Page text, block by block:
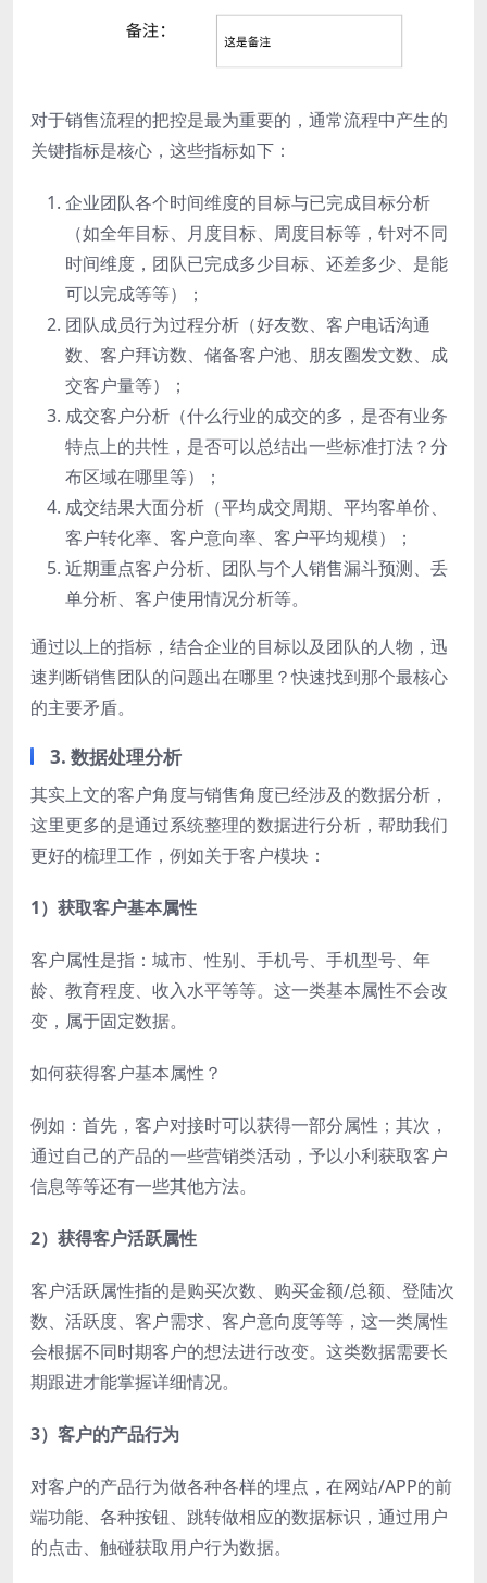
对于销售流程的把控是最为重要的，通常流程中产生的
关键指标是核心，这些指标如下：
企业团队各个时间维度的目标与已完成目标分析
（如全年目标、月度目标、周度目标等，针对不同
时间维度，团队已完成多少目标、还差多少、是能
可以完成等等）；
团队成员行为过程分析（好友数、客户电话沟通
数、客户拜访数、储备客户池、朋友圈发文数、成
交客户量等）；
成交客户分析（什么行业的成交的多，是否有业务
特点上的共性，是否可以总结出一些标准打法？分
布区域在哪里等）；
成交结果大面分析（平均成交周期、平均客单价、
客户转化率、客户意向率、客户平均规模）；
近期重点客户分析、团队与个人销售漏斗预测、丢
单分析、客户使用情况分析等。
通过以上的指标，结合企业的目标以及团队的人物，迅
速判断销售团队的问题出在哪里？快速找到那个最核心
的主要矛盾。
3. 数据处理分析
其实上文的客户角度与销售角度已经涉及的数据分析，
这里更多的是通过系统整理的数据进行分析，帮助我们
更好的梳理工作，例如关于客户模块：
1）获取客户基本属性
客户属性是指：城市、性别、手机号、手机型号、年
龄、教育程度、收入水平等等。这一类基本属性不会改
变，属于固定数据。
如何获得客户基本属性？
例如：首先，客户对接时可以获得一部分属性；其次，
通过自己的产品的一些营销类活动，予以小利获取客户
信息等等还有一些其他方法。
2）获得客户活跃属性
客户活跃属性指的是购买次数、购买金额/总额、登陆次
数、活跃度、客户需求、客户意向度等等，这一类属性
会根据不同时期客户的想法进行改变。这类数据需要长
期跟进才能掌握详细情况。
3）客户的产品行为
对客户的产品行为做各种各样的埋点，在网站/APP的前
端功能、各种按钮、跳转做相应的数据标识，通过用户
的点击、触碰获取用户行为数据。